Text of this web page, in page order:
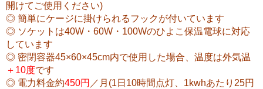
開けてご使用ください)
◎ 簡単にケージに掛けられるフックが付いています
◎ ソケットは40W・60W・100Wのひよこ保温電球に対応
しています
◎ 密閉容器45×60×45cm内で使用した場合、温度は外気温
＋10度です
◎ 電力料金約450円 ／月(1日10時間点灯、1kwhあたり25円